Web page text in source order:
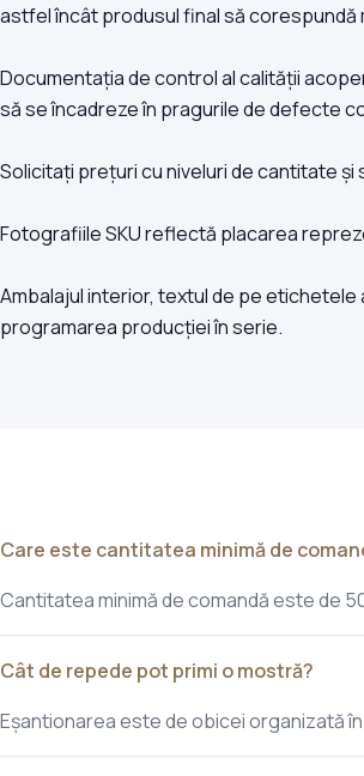
astfel încât produsul final să
Documentația de control al calității
să se încadreze în pragurile de defecte
Solicitați prețuri cu niveluri de cantitate
Fotografiile SKU reflectă placarea
Ambalajul interior, textul de pe
programarea producției în serie.
Care este cantitatea minimă de
Cantitatea minimă de comandă este de
Cât de repede pot primi o mostră?
Eșantionarea este de obicei organizată